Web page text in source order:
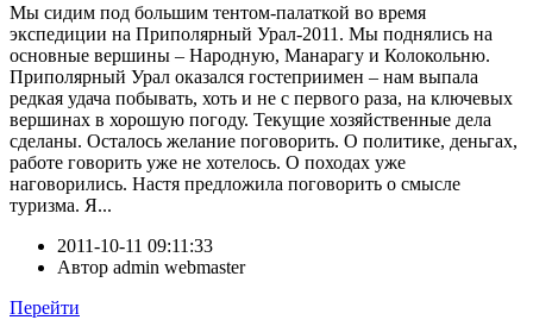
Мы сидим под большим тентом-палаткой во время
экспедиции на Приполярный Урал-2011. Мы поднялись на
основные вершины – Народную, Манарагу и Колокольню.
Приполярный Урал оказался гостеприимен – нам выпала
редкая удача побывать, хоть и не с первого раза, на ключевых
вершинах в хорошую погоду. Текущие хозяйственные дела
сделаны. Осталось желание поговорить. О политике, деньгах,
работе говорить уже не хотелось. О походах уже
наговорились. Настя предложила поговорить о смысле
туризма. Я...
2011-10-11 09:11:33
Автор admin webmaster
Перейти